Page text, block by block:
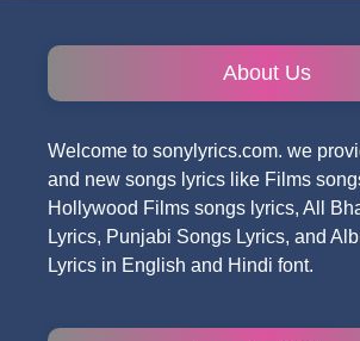
About Us
Welcome to sonylyrics.com. we
and new songs lyrics like Films
Hollywood Films songs lyrics, All
Lyrics, Punjabi Songs Lyrics, and
Lyrics in English and Hindi font.